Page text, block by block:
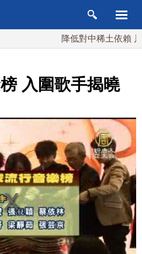
降低對中稀土依賴 川普宣
入圍歌手揭曉